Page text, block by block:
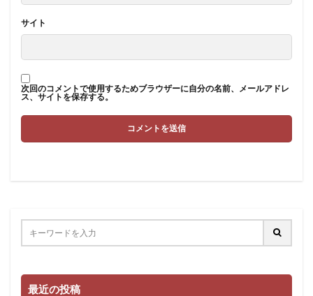
サイト
次回のコメントで使用するためブラウザーに自分の名前、メールアドレ
ス、サイトを保存する。
最近の投稿